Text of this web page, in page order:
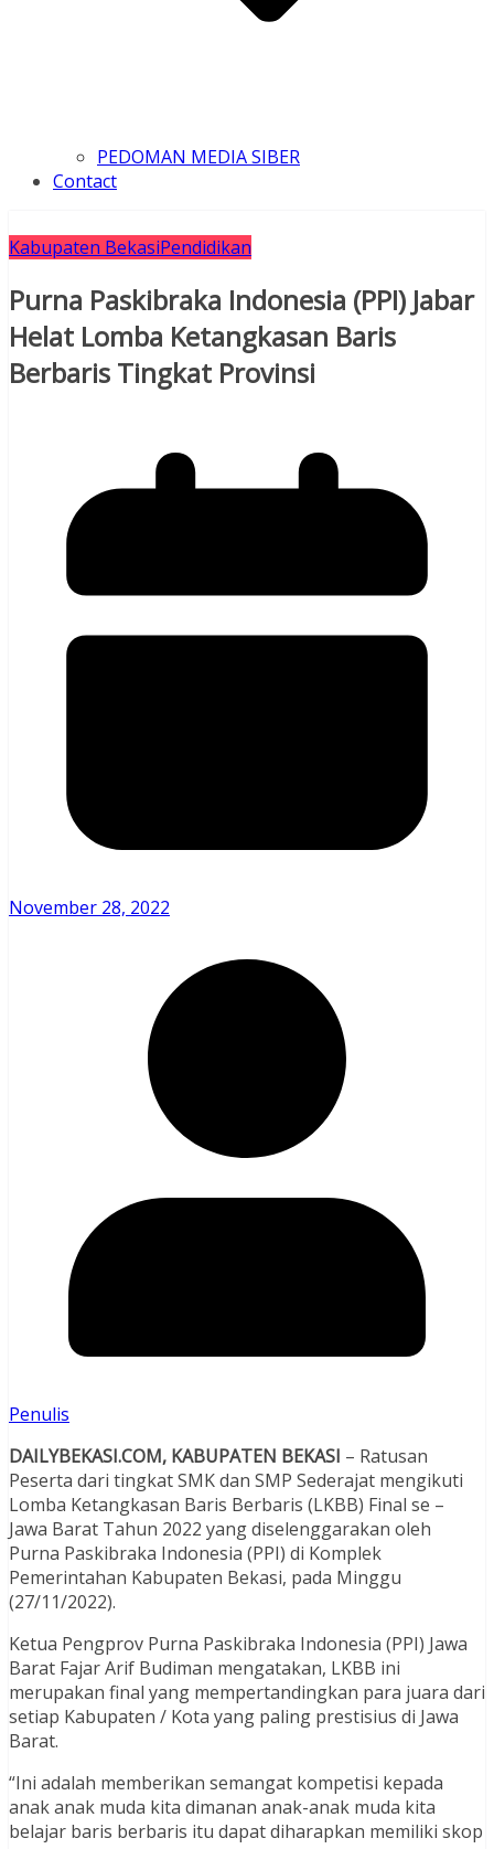
PEDOMAN MEDIA SIBER
Contact
Kabupaten BekasiPendidikan
Purna Paskibraka Indonesia (PPI) Jabar
Helat Lomba Ketangkasan Baris
Berbaris Tingkat Provinsi
November 28, 2022
Penulis
DAILYBEKASI.COM, KABUPATEN BEKASI – Ratusan
Peserta dari tingkat SMK dan SMP Sederajat mengikuti
Lomba Ketangkasan Baris Berbaris (LKBB) Final se –
Jawa Barat Tahun 2022 yang diselenggarakan oleh
Purna Paskibraka Indonesia (PPI) di Komplek
Pemerintahan Kabupaten Bekasi, pada Minggu
(27/11/2022).
Ketua Pengprov Purna Paskibraka Indonesia (PPI) Jawa
Barat Fajar Arif Budiman mengatakan, LKBB ini
merupakan final yang mempertandingkan para juara dari
setiap Kabupaten / Kota yang paling prestisius di Jawa
Barat.
“Ini adalah memberikan semangat kompetisi kepada
anak anak muda kita dimanan anak-anak muda kita
belajar baris berbaris itu dapat diharapkan memiliki skop